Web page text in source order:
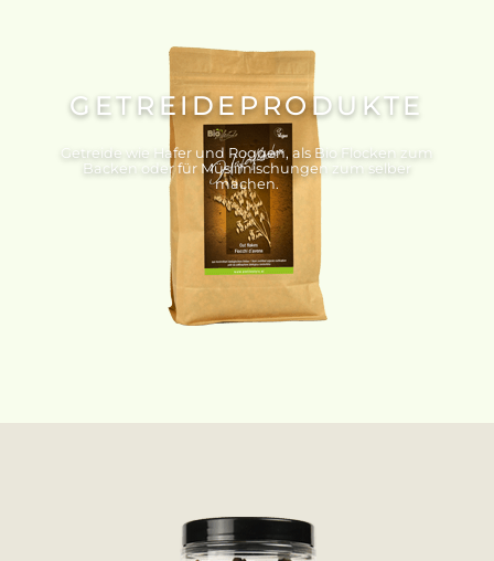
GETREIDEPRODUKTE
Getreide wie Hafer und Roggen, als Bio Flocken zum
Backen oder für Müslimischungen zum selber
machen.